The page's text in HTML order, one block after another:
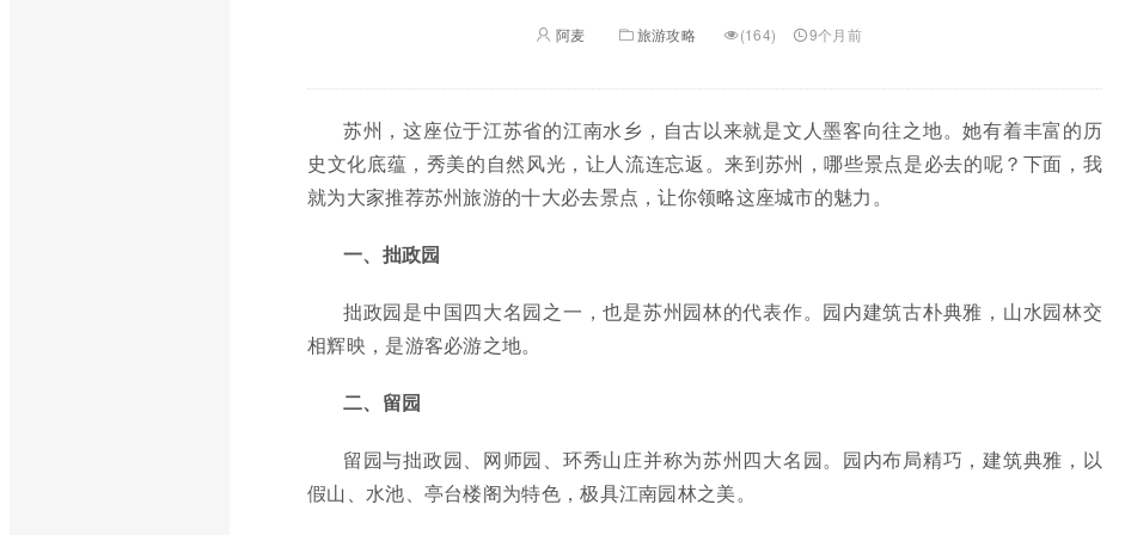
阿麦 旅游攻略 (164) 9个月前
苏州，这座位于江苏省的江南水乡，自古以来就是文人墨客向往之地。她有着丰富的历
史文化底蕴，秀美的自然风光，让人流连忘返。来到苏州，哪些景点是必去的呢？下面，我
就为大家推荐苏州旅游的十大必去景点，让你领略这座城市的魅力。
一、拙政园
拙政园是中国四大名园之一，也是苏州园林的代表作。园内建筑古朴典雅，山水园林交
相辉映，是游客必游之地。
二、留园
留园与拙政园、网师园、环秀山庄并称为苏州四大名园。园内布局精巧，建筑典雅，以
假山、水池、亭台楼阁为特色，极具江南园林之美。